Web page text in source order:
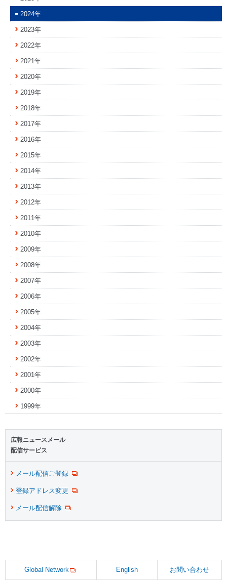
2024年
2023年
2022年
2021年
2020年
2019年
2018年
2017年
2016年
2015年
2014年
2013年
2012年
2011年
2010年
2009年
2008年
2007年
2006年
2005年
2004年
2003年
2002年
2001年
2000年
1999年
広報ニュースメール
配信サービス
メール配信ご登録
登録アドレス変更
メール配信解除
Global Network English お問い合わせ